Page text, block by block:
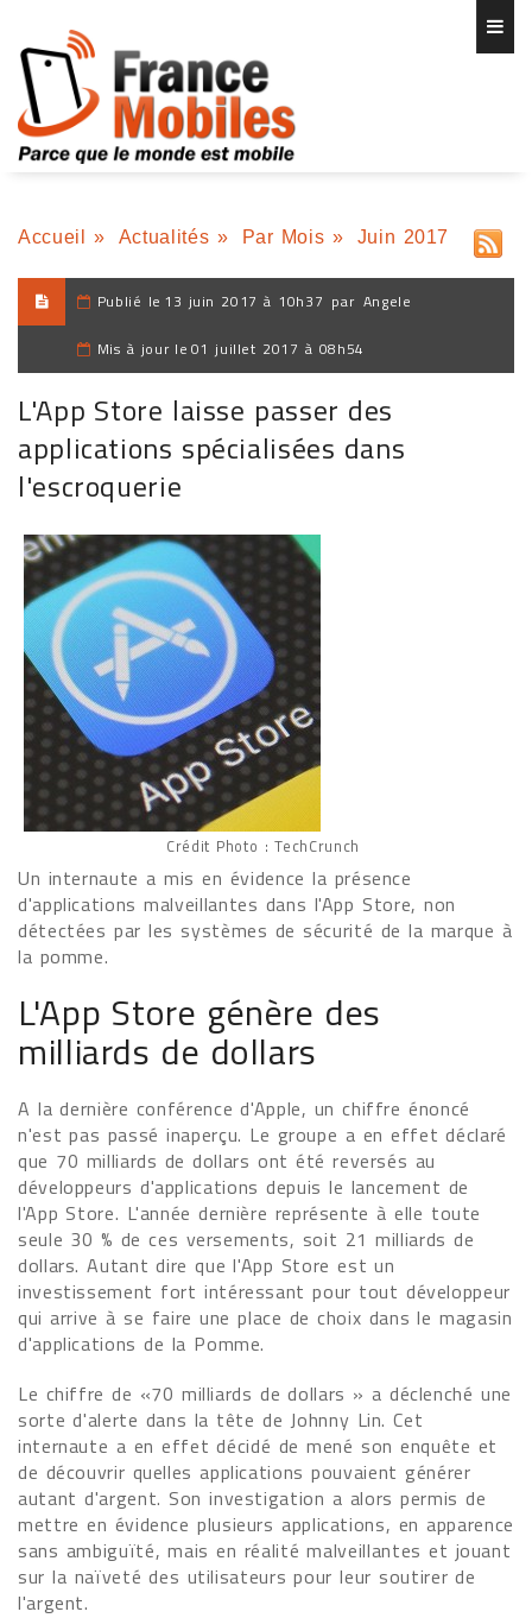
Accueil » Actualités » Par Mois » Juin 2017
Publié le 13 juin 2017 à 10h37 par Angele
Mis à jour le 01 juillet 2017 à 08h54
L'App Store laisse passer des
applications spécialisées dans
l'escroquerie
Crédit Photo : TechCrunch
Un internaute a mis en évidence la présence
d'applications malveillantes dans l'App Store, non
détectées par les systèmes de sécurité de la marque à
la pomme.
L'App Store génère des
milliards de dollars
A la dernière conférence d'Apple, un chiffre énoncé
n'est pas passé inaperçu. Le groupe a en effet déclaré
que 70 milliards de dollars ont été reversés au
développeurs d'applications depuis le lancement de
l'App Store. L'année dernière représente à elle toute
seule 30 % de ces versements, soit 21 milliards de
dollars. Autant dire que l'App Store est un
investissement fort intéressant pour tout développeur
qui arrive à se faire une place de choix dans le magasin
d'applications de la Pomme.
Le chiffre de «70 milliards de dollars » a déclenché une
sorte d'alerte dans la tête de Johnny Lin. Cet
internaute a en effet décidé de mené son enquête et
de découvrir quelles applications pouvaient générer
autant d'argent. Son investigation a alors permis de
mettre en évidence plusieurs applications, en apparence
sans ambiguïté, mais en réalité malveillantes et jouant
sur la naïveté des utilisateurs pour leur soutirer de
l'argent.